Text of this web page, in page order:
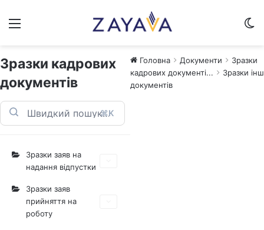
Зразки кадрових
документів
⌘K
Зразки заяв на
надання відпустки
Зразки заяв
прийняття на
роботу
Головна Документи
Зразки
кадрових документі...
Зразки
документів